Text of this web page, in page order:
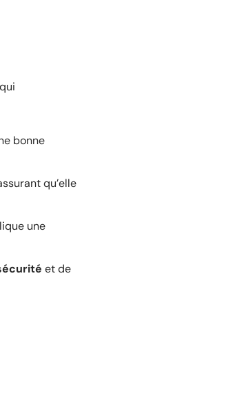
bonne
qu’elle
une
et de